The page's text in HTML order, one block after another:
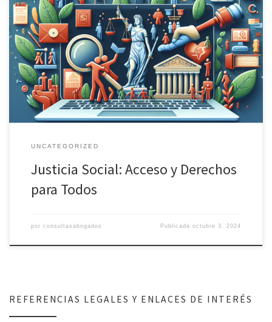
La justicia social es un concepto fundamental en cualquier
sociedad que aspire a ser equitativa y justa. En este artículo
exploraremos qué es la justicia social, su importancia en el acceso
a derechos para todos, y cómo se refleja en el marco legal
español. ¿Qué es la Justicia Social? La […]
UNCATEGORIZED
Justicia Social: Acceso y Derechos
para Todos
por consultasabogados Publicadaoctubre 3, 2024
REFERENCIAS LEGALES Y ENLACES DE INTERÉS